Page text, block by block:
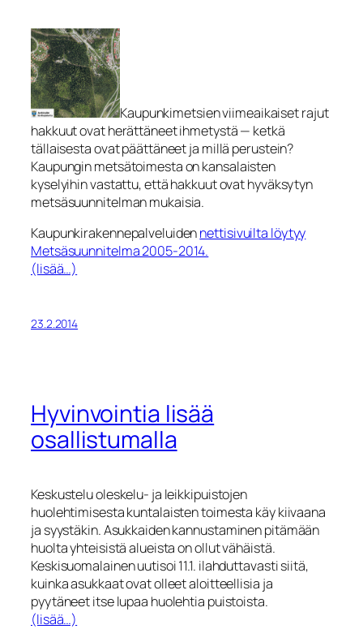
Kaupunkimetsien viimeaikaiset rajut
hakkuut ovat herättäneet ihmetystä — ketkä
tällaisesta ovat päättäneet ja millä perustein?
Kaupungin metsätoimesta on kansalaisten
kyselyihin vastattu, että hakkuut ovat hyväksytyn
metsäsuunnitelman mukaisia.
Kaupunkirakennepalveluidennettisivuilta löytyy
Metsäsuunnitelma 2005-2014.
(lisää…)
23.2.2014
Hyvinvointia lisää
osallistumalla
Keskustelu oleskelu- ja leikkipuistojen
huolehtimisesta kuntalaisten toimesta käy kiivaana
ja syystäkin. Asukkaiden kannustaminen pitämään
huolta yhteisistä alueista on ollut vähäistä.
Keskisuomalainen uutisoi 11.1. ilahduttavasti siitä,
kuinka asukkaat ovat olleet aloitteellisia ja
pyytäneet itse lupaa huolehtia puistoista.
(lisää…)